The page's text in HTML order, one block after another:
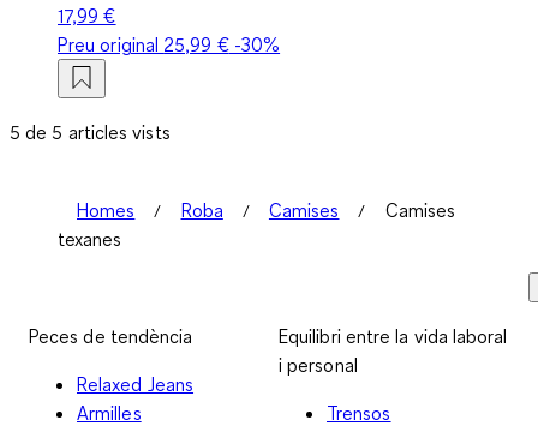
17,99 €
Preu original 25,99 €-30%
5 de 5 articles vists
Homes Roba Camises
Camises
texanes
Peces de tendència
Relaxed Jeans
Armilles
Equilibri entre la vida laboral
i personal
Trensos